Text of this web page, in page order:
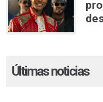
Últimas noticias